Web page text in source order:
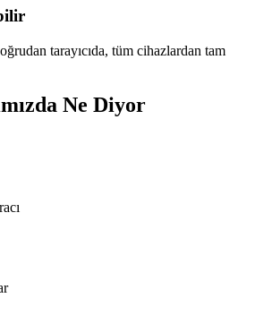
tarayıcıda, tüm cihazlardan tam
Ne Diyor